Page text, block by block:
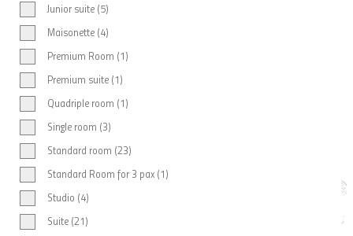
Junior suite (5)
Maisonette (4)
Premium Room (1)
Premium suite (1)
Quadriple room (1)
Single room (3)
Standard room (23)
Standard Room for 3 pax (1)
Studio (4)
Suite (21)